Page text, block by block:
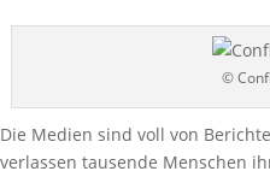
©
Die Medien sind voll von
verlassen tausende Menschen